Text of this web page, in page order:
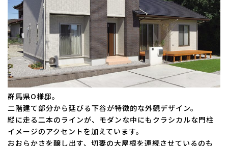
群馬県O様邸。
二階建て部分から延びる下谷が特徴的な外観デザイン。
縦に走る二本のラインが、モダンな中にもクラシカルな門柱
イメージのアクセントを加えています。
おおらかさを醸し出す、切妻の大屋根を連続させているのも